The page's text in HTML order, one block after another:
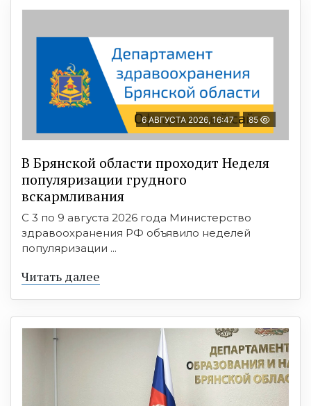
6 АВГУСТА 2026, 16:47 85
В Брянской области проходит Неделя
популяризации грудного
вскармливания
С 3 по 9 августа 2026 года Министерство
здравоохранения РФ объявило неделей
популяризации ...
Читать далее